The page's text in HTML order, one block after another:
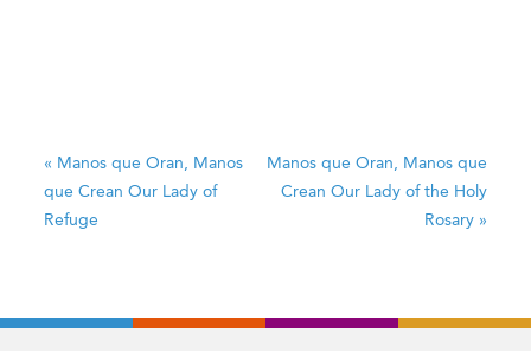
« Manos que Oran, Manos
que CreanOur Lady of
Refuge
Manos que Oran, Manos que
Crean Our Lady of the Holy
Rosary »